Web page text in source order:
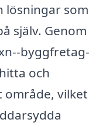
lösningar som
själv. Genom
byggfretag-
och
vilket